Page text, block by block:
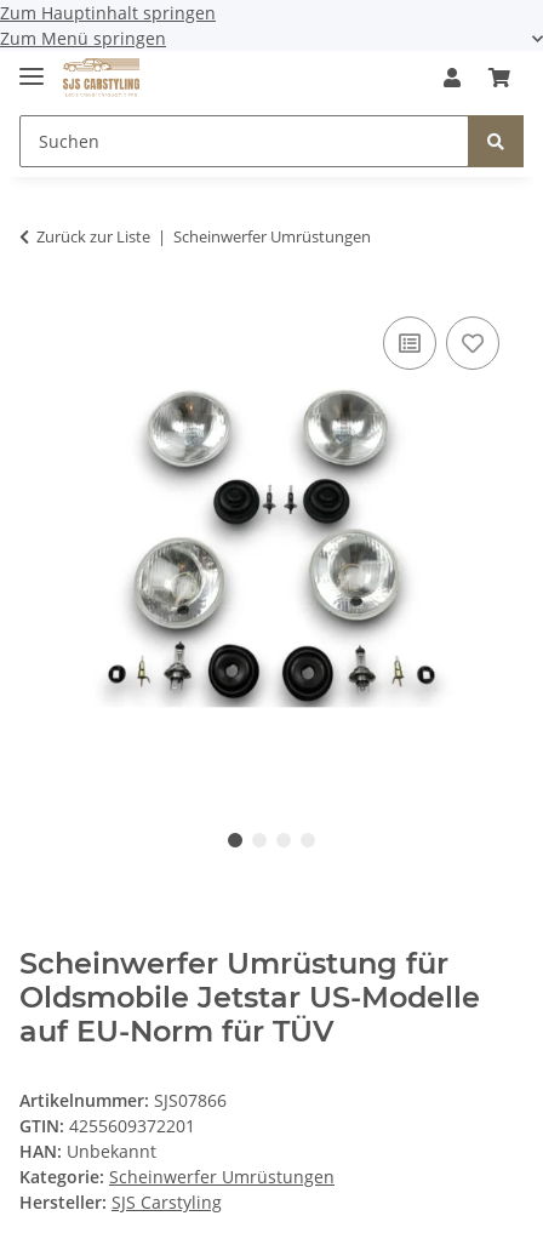
Zum Hauptinhalt springen
Zum Menü springen
Zurück zur Liste Scheinwerfer Umrüstungen
Scheinwerfer Umrüstung für
Oldsmobile Jetstar US-Modelle
auf EU-Norm für TÜV
Artikelnummer: SJS07866
GTIN: 4255609372201
HAN: Unbekannt
Kategorie: Scheinwerfer Umrüstungen
Hersteller: SJS Carstyling